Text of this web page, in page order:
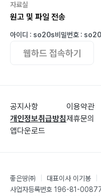
자료실
원고 및 파일 전송
아이디 : so20s비밀번호 :
웹하드 접속하기
공지사항
개인정보취급방침
앱다운로드
이용약관
제휴문의
좋은땅㈜ 대표이사 이기봉
사업자등록번호 196-81-